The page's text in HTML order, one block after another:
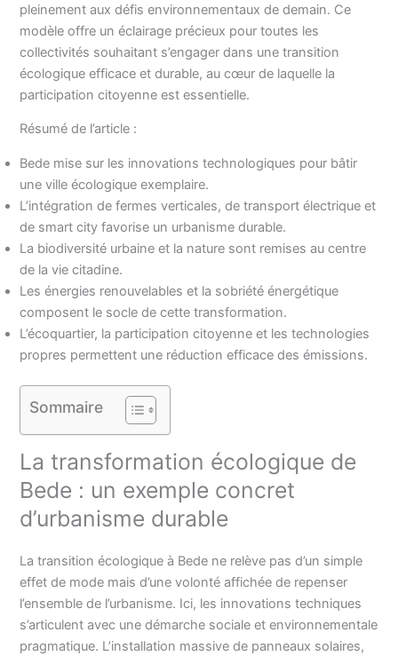
pleinement aux défis environnementaux de demain. Ce
modèle offre un éclairage précieux pour toutes les
collectivités souhaitant s’engager dans une transition
écologique efficace et durable, au cœur de laquelle la
participation citoyenne est essentielle.
Résumé de l’article :
Bede mise sur les innovations technologiques pour bâtir
une ville écologique exemplaire.
L’intégration de fermes verticales, de transport électrique et
de smart city favorise un urbanisme durable.
La biodiversité urbaine et la nature sont remises au centre
de la vie citadine.
Les énergies renouvelables et la sobriété énergétique
composent le socle de cette transformation.
L’écoquartier, la participation citoyenne et les technologies
propres permettent une réduction efficace des émissions.
Sommaire
La transformation écologique de
Bede : un exemple concret
d’urbanisme durable
La transition écologique à Bede ne relève pas d’un simple
effet de mode mais d’une volonté affichée de repenser
l’ensemble de l’urbanisme. Ici, les innovations techniques
s’articulent avec une démarche sociale et environnementale
pragmatique. L’installation massive de panneaux solaires,